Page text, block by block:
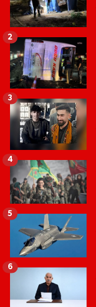
2
3
4
5
6